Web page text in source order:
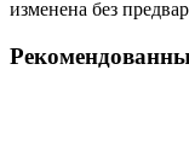
изменена без